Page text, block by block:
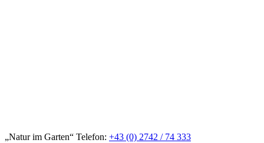
„Natur im Garten“ Telefon: +43 (0) 2742 / 74 333